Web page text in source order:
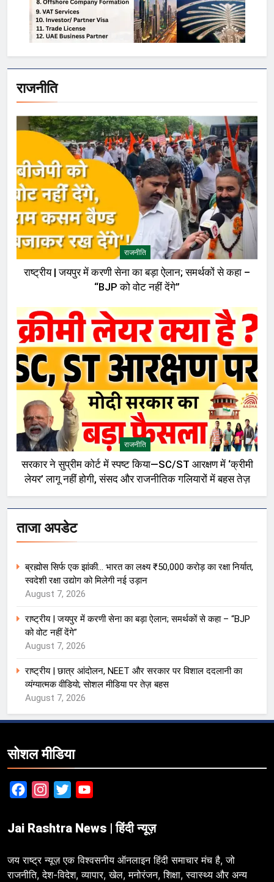
राजनीति
राजनीति
राष्ट्रीय | जयपुर में करणी सेना का बड़ा ऐलान; समर्थकों से कहा –
“BJP को वोट नहीं देंगे”
राजनीति
सरकार ने सुप्रीम कोर्ट में स्पष्ट किया—SC/ST आरक्षण में ‘क्रीमी
लेयर’ लागू नहीं होगी, संसद और राजनीतिक गलियारों में बहस तेज़
ताजा अपडेट
ब्रह्मोस सिर्फ एक झांकी… भारत का लक्ष्य ₹50,000 करोड़ का रक्षा निर्यात,
स्वदेशी रक्षा उद्योग को मिलेगी नई उड़ान
August 7, 2026
राष्ट्रीय | जयपुर में करणी सेना का बड़ा ऐलान; समर्थकों से कहा – “BJP
को वोट नहीं देंगे”
August 7, 2026
राष्ट्रीय | छात्र आंदोलन, NEET और सरकार पर विशाल ददलानी का
व्यंग्यात्मक वीडियो; सोशल मीडिया पर तेज़ बहस
August 7, 2026
सोशल मीडिया
FacebookInstagram
Twitter
Jai Rashtra News | हिंदी न्यूज़
जय राष्ट्र न्यूज़ एक विश्वसनीय ऑनलाइन हिंदी समाचार मंच है, जो
राजनीति, देश-विदेश, व्यापार, खेल, मनोरंजन, शिक्षा, स्वास्थ्य और अन्य